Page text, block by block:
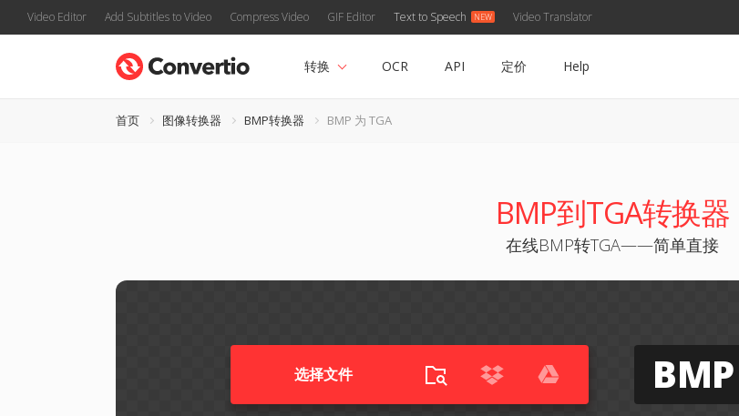
Video Editor Add Subtitles to Video Compress Video GIF Editor Text to Speech Video Translator
转换 OCR API 定价 Help
首页 图像转换器 BMP转换器 BMP 为 TGA
BMP到TGA转换器
在线BMP转TGA——简单直接
选择文件 BMP